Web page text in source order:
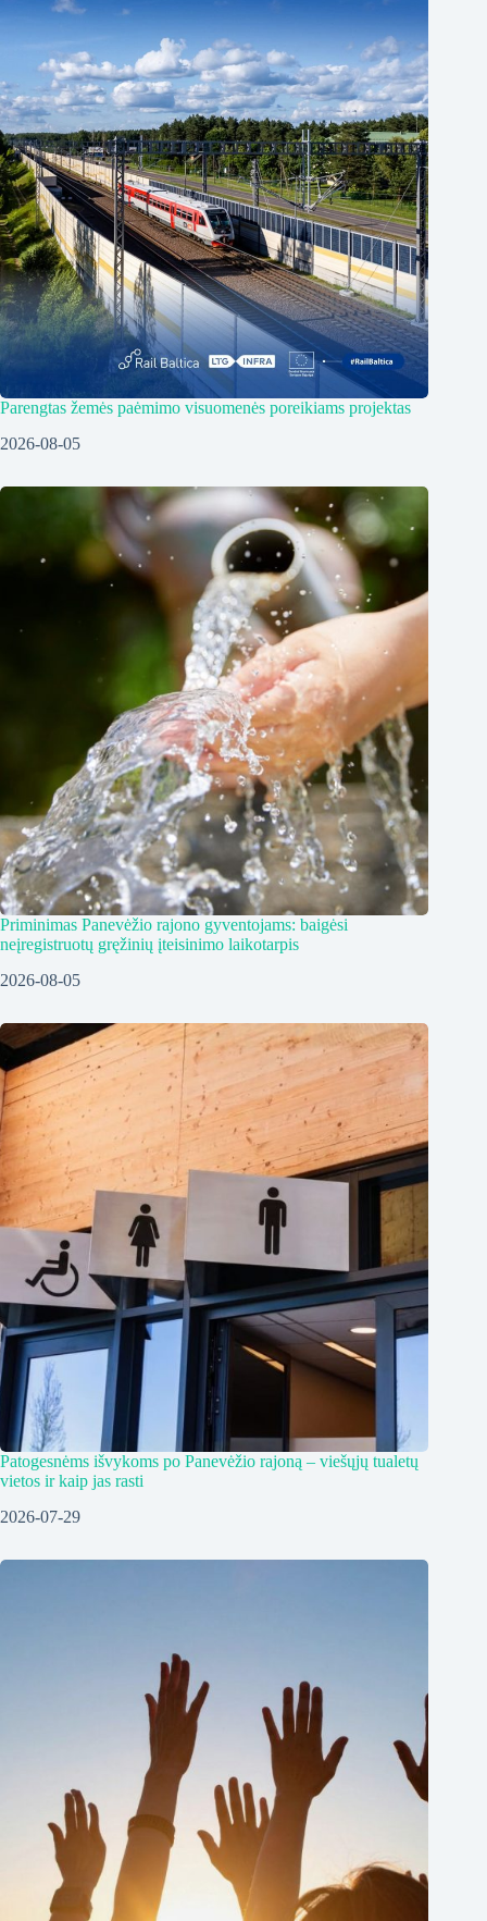
Parengtas žemės paėmimo visuomenės poreikiams projektas
2026-08-05
Priminimas Panevėžio rajono gyventojams: baigėsi
neįregistruotų gręžinių įteisinimo laikotarpis
2026-08-05
Patogesnėms išvykoms po Panevėžio rajoną – viešųjų tualetų
vietos ir kaip jas rasti
2026-07-29